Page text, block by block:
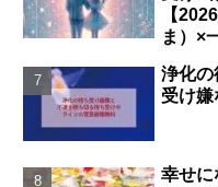
【
ま）×
浄化の
受け
幸せに